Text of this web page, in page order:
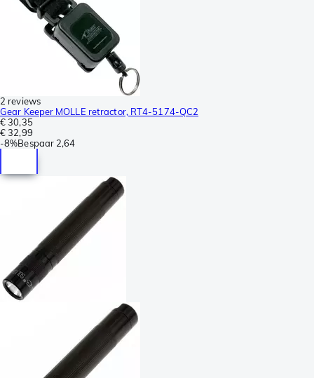
2 reviews
Gear Keeper MOLLE retractor, RT4-5174-QC2
€ 30,35
€ 32,99
-8%Bespaar 2,64